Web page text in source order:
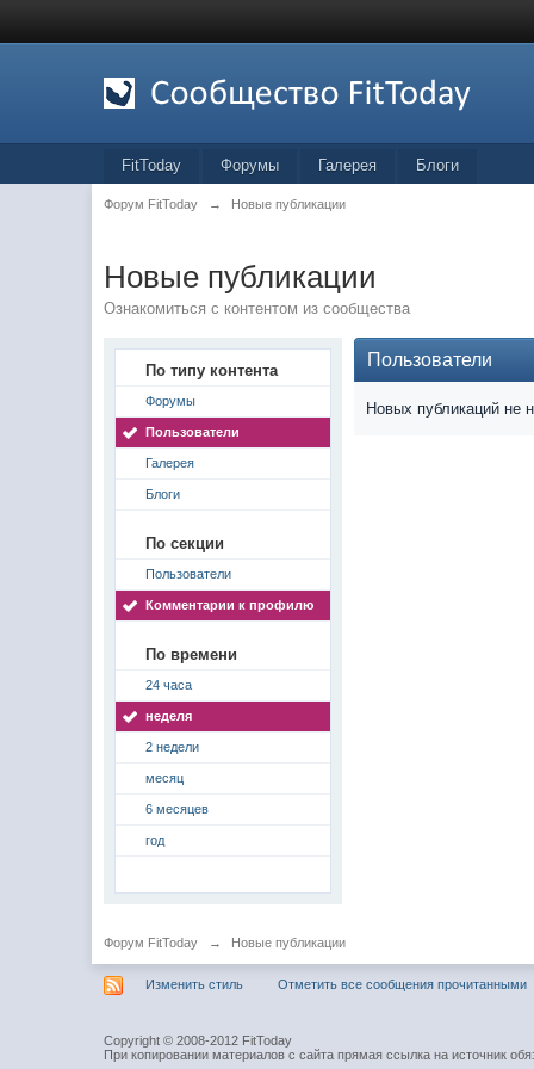
FitToday Форумы Галерея Блоги
Форум FitToday → Новые публикации
Новые публикации
Ознакомиться с контентом из сообщества
По типу контента
Форумы
Пользователи
Галерея
Блоги
По секции
Пользователи
Комментарии к профилю
По времени
24 часа
неделя
2 недели
месяц
6 месяцев
год
Пользователи
Новых публикаций не
Форум FitToday → Новые публикации
Изменить стиль Отметить все сообщения прочитанными
Copyright © 2008-2012 FitToday
При копировании материалов с сайта прямая ссылка на источник